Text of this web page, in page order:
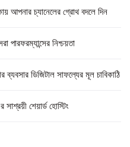
আপনার চ্যানেলের গ্রোথ বদলে দিন
পারফরম্যান্সের নিশ্চয়তা
ডিজিটাল সাফল্যের মূল চাবিকাঠি
শেয়ার্ড হোস্টিং